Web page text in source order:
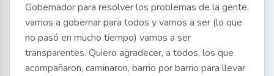
Gobernador para resolver los problemas de la gente,
vamos a gobernar para todos y vamos a ser (lo que
no pasó en mucho tiempo) vamos a ser
transparentes. Quiero agradecer, a todos, los que
acompañaron, caminaron, barrio por barrio para llevar